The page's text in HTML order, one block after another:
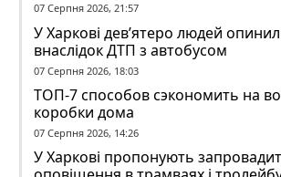
07 Серпня 2026, 21:57
У Харкові дев’ятеро людей
внаслідок ДТП з автобусом
07 Серпня 2026, 18:03
ТОП-7 способов сэкономить на
коробки дома
07 Серпня 2026, 14:26
У Харкові пропонують